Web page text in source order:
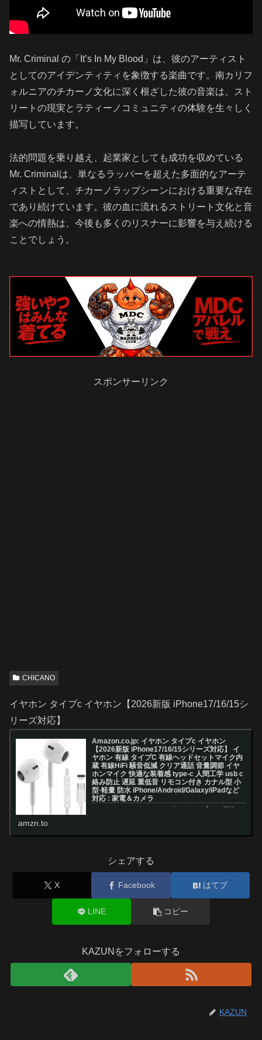
Mr. Criminal の「It’s In My Blood」は、彼のアーティスト
としてのアイデンティティを象徴する楽曲です。南カリフ
ォルニアのチカーノ文化に深く根ざした彼の音楽は、スト
リートの現実とラティーノコミュニティの体験を生々しく
描写しています。
法的問題を乗り越え、起業家としても成功を収めている
Mr. Criminalは、単なるラッパーを超えた多面的なアーテ
ィストとして、チカーノラップシーンにおける重要な存在
であり続けています。彼の血に流れるストリート文化と音
楽への情熱は、今後も多くのリスナーに影響を与え続ける
ことでしょう。
スポンサーリンク
CHICANO
イヤホン タイプc イヤホン【2026新版 iPhone17/16/15シ
リーズ対応】
Amazon.co.jp: イヤホン タイプc イヤホン
【2026新版 iPhone17/16/15シリーズ対応】 イ
ヤホン 有線 タイプC 有線ヘッドセットマイク内
蔵 有線HiFi 騒音低減 クリア通話 音量調節 イヤ
ホンマイク 快適な装着感 type-c 人間工学 usb c
絡み防止 遅延 重低音 リモコン付き カナル型 小
型·軽量 防水 iPhone/Android/Galaxy/iPadなど
対応 : 家電＆カメラ
amzn.to
シェアする
X Facebook はてブ
LINE コピー
KAZUNをフォローする
KAZUN